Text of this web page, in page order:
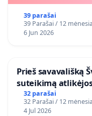
39 parašai
39 Parašai / 12
6 Jun 2026
​Prieš savavališką
suteikimą
32 parašai
32 Parašai / 12
4 Jul 2026